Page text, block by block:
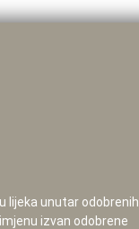
lijeka unutar odobrenih
izvan odobrene